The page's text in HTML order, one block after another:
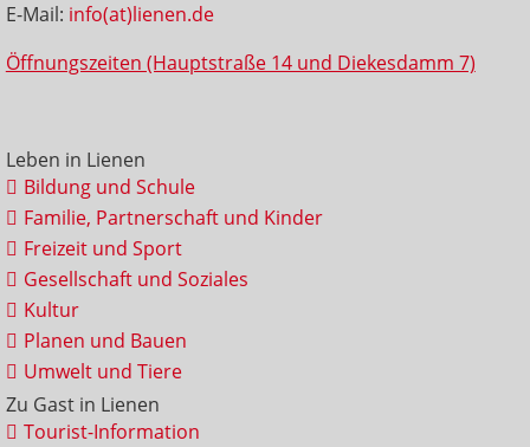
E-Mail: info(at)lienen.de
Öffnungszeiten (Hauptstraße 14 und Diekesdamm 7)
Leben in Lienen
Bildung und Schule
Familie, Partnerschaft und Kinder
Freizeit und Sport
Gesellschaft und Soziales
Kultur
Planen und Bauen
Umwelt und Tiere
Zu Gast in Lienen
Tourist-Information